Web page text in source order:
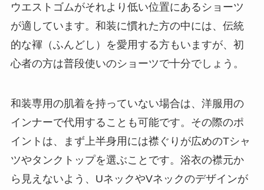
ウエストゴムがそれより低い位置にあるショーツ
が適しています。和装に慣れた方の中には、伝統
的な褌（ふんどし）を愛用する方もいますが、初
心者の方は普段使いのショーツで十分でしょう。
和装専用の肌着を持っていない場合は、洋服用の
インナーで代用することも可能です。その際のポ
イントは、まず上半身用には襟ぐりが広めのTシャ
ツやタンクトップを選ぶことです。浴衣の襟元か
ら見えないよう、UネックやVネックのデザインが